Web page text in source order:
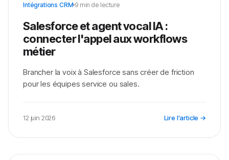
Intégrations CRM 9 min de lecture
Salesforce et agent vocal IA :
connecter l'appel aux workflows
métier
Brancher la voix à Salesforce sans créer de friction
pour les équipes service ou sales.
12 juin 2026 Lire l'article →